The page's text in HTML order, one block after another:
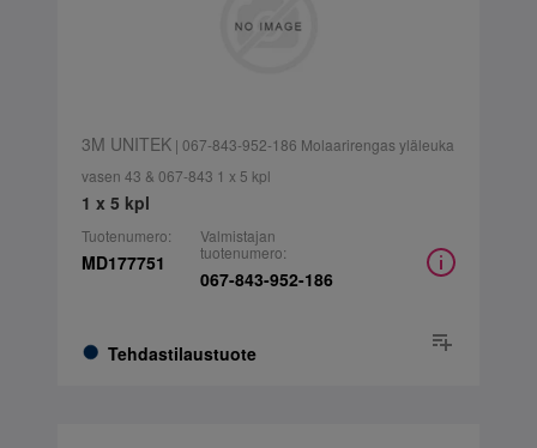
3M UNITEK| 067-843-952-186 Molaarirengas yläleuka
vasen 43 & 067-843 1 x 5 kpl
1 x 5 kpl
Tuotenumero:
MD177751
Tehdastilaustuote
Valmistajan
tuotenumero:
067-843-952-186